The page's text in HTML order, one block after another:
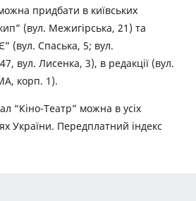
придбати в київських
(вул. Межигірська, 21) та
(вул. Спаська, 5; вул.
вул. Лисенка, 3), в редакції (вул.
корп. 1).
“Кіно-Театр” можна в усіх
України. Передплатний індекс